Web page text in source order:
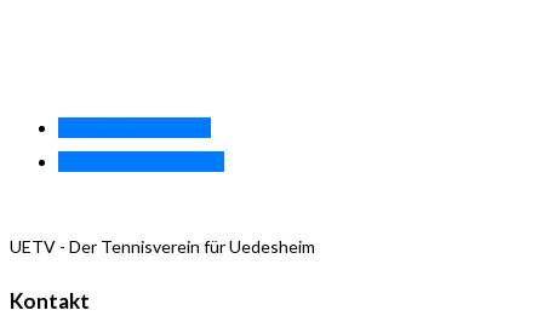
UETV - Der Tennisverein für Uedesheim
Kontakt